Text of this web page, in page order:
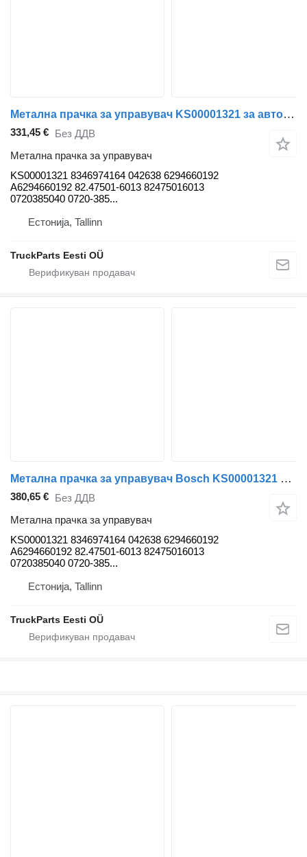
Метална прачка за управувач KS00001321 за автобус Solaris Urbino, Alpino, Vacanza (1999)
331,45 € Без ДДВ
Метална прачка за управувач
KS00001321 8346974164 042638 6294660192
A6294660192 82.47501-6013 82475016013
0720385040 0720-385...
Естонија, Tallinn
TruckParts Eesti OÜ
Метална прачка за управувач Bosch KS00001321 за автобус Solaris Urbino, Alpino, Vacanza (1999-)
380,65 € Без ДДВ
Метална прачка за управувач
KS00001321 8346974164 042638 6294660192
A6294660192 82.47501-6013 82475016013
0720385040 0720-385...
Естонија, Tallinn
TruckParts Eesti OÜ